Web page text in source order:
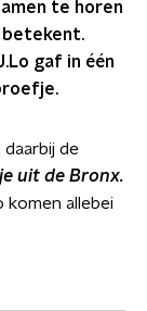
te horen
betekent.
gaf in één
de
uit de Bronx.
komen allebei